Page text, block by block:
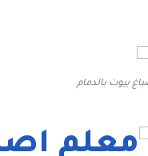
بيوت بالدمام